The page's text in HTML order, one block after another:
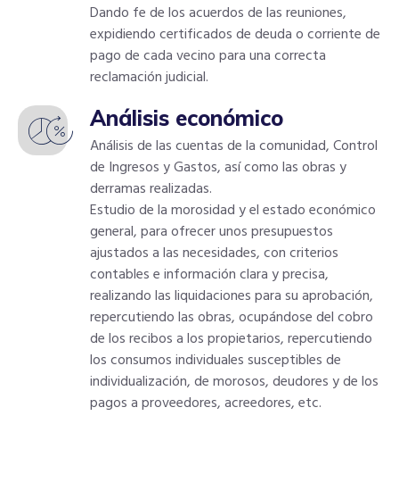
Dando fe de los acuerdos de las reuniones,
expidiendo certificados de deuda o corriente de
pago de cada vecino para una correcta
reclamación judicial.
Análisis económico
Análisis de las cuentas de la comunidad, Control
de Ingresos y Gastos, así como las obras y
derramas realizadas.
Estudio de la morosidad y el estado económico
general, para ofrecer unos presupuestos
ajustados a las necesidades, con criterios
contables e información clara y precisa,
realizando las liquidaciones para su aprobación,
repercutiendo las obras, ocupándose del cobro
de los recibos a los propietarios, repercutiendo
los consumos individuales susceptibles de
individualización, de morosos, deudores y de los
pagos a proveedores, acreedores, etc.